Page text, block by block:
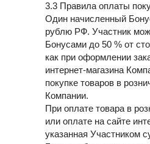
3.3 Правила оплаты
Один начисленный
рублю РФ. Участник
Бонусами до 50 % от
как при оформлении
интернет-магазина
покупке товаров в
Компании.
При оплате товара в
или оплате на сайте
указанная Участником